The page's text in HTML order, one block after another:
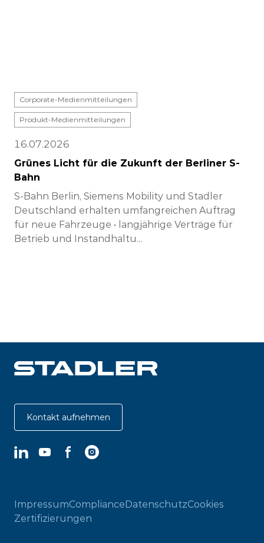
Corporate-Medienmitteilungen
Produkt-Medienmitteilungen
16.07.2026
Grünes Licht für die Zukunft der Berliner S-
Bahn
S-Bahn Berlin, Siemens Mobility und Stadler
Deutschland erhalten umfangreichen Auftrag
für neue Fahrzeuge • langjährige Verträge für
Betrieb und Instandhaltu...
Kontakt aufnehmen
LinkedInYouTubeFacebookInstagram
ImpressumComplianceDatenschutzCookies
Zertifizierungen